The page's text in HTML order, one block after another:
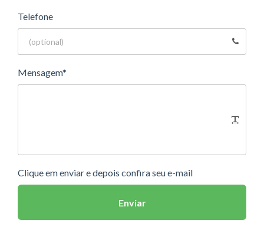
Telefone
Mensagem*
Clique em enviar e depois confira seu e-mail
Enviar